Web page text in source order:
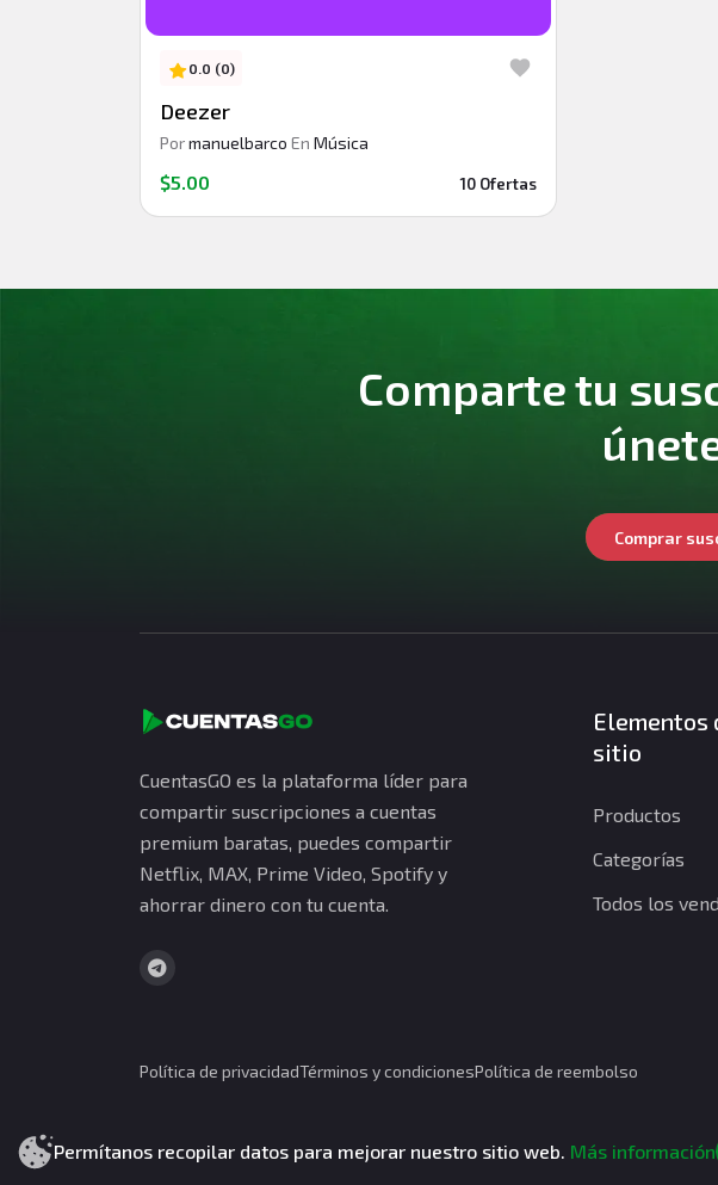
0.0 (0)
Deezer
Pormanuelbarco En Música
$5.00 10 Ofertas
Comparte tu
Comprar
CuentasGO es la plataforma líder para
compartir suscripciones a cuentas
premium baratas, puedes compartir
Netflix, MAX, Prime Video, Spotify y
ahorrar dinero con tu cuenta.
Elementos
sitio
Productos
Categorías
Todos los
Política de privacidadTérminos y condicionesPolítica de reembolso
Permítanos recopilar datos para mejorar nuestro sitio web. Más información